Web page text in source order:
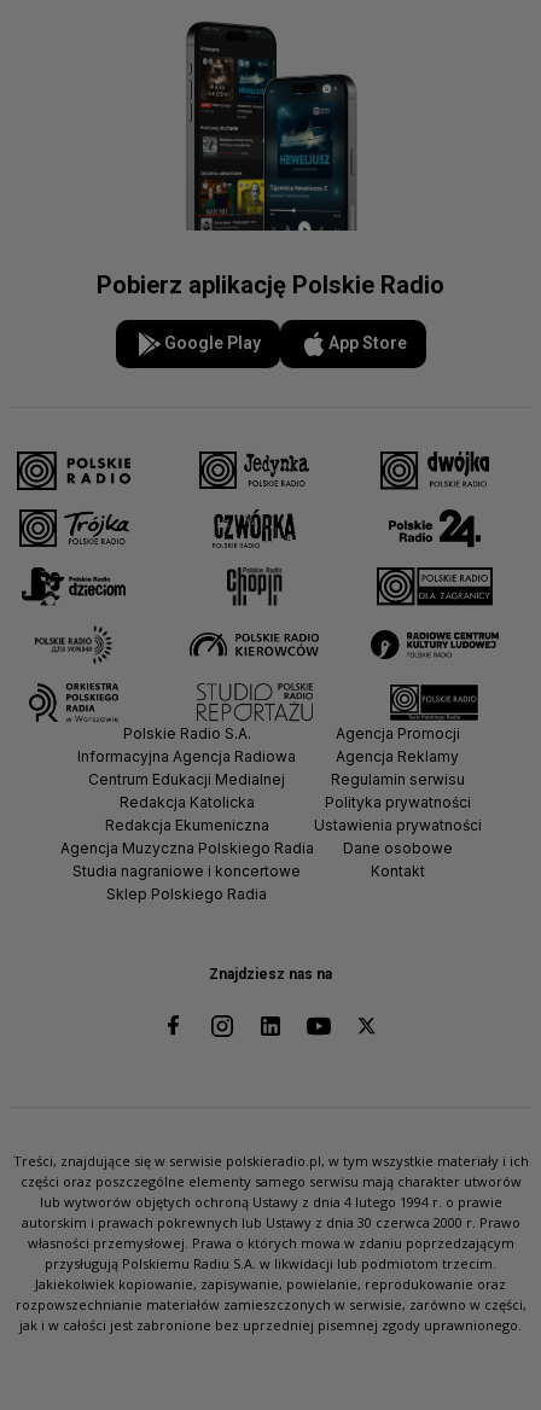
Pobierz aplikację Polskie Radio
Google Play App Store
Znajdziesz nas na
Polskie Radio S.A.
Informacyjna Agencja Radiowa
Centrum Edukacji Medialnej
Redakcja Katolicka
Redakcja Ekumeniczna
Agencja Muzyczna Polskiego Radia
Studia nagraniowe i koncertowe
Sklep Polskiego Radia
Agencja Promocji
Agencja Reklamy
Regulamin serwisu
Polityka prywatności
Ustawienia prywatności
Dane osobowe
Kontakt
Treści, znajdujące się w serwisie polskieradio.pl, w tym wszystkie materiały i ich
części oraz poszczególne elementy samego serwisu mają charakter utworów
lub wytworów objętych ochroną Ustawy z dnia 4 lutego 1994 r. o prawie
autorskim i prawach pokrewnych lub Ustawy z dnia 30 czerwca 2000 r. Prawo
własności przemysłowej. Prawa o których mowa w zdaniu poprzedzającym
przysługują Polskiemu Radiu S.A. w likwidacji lub podmiotom trzecim.
Jakiekolwiek kopiowanie, zapisywanie, powielanie, reprodukowanie oraz
rozpowszechnianie materiałów zamieszczonych w serwisie, zarówno w części,
jak i w całości jest zabronione bez uprzedniej pisemnej zgody uprawnionego.